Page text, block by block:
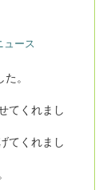
ュース
。
てくれまし
てくれまし